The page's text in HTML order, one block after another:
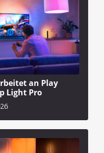
an Play
Light Pro